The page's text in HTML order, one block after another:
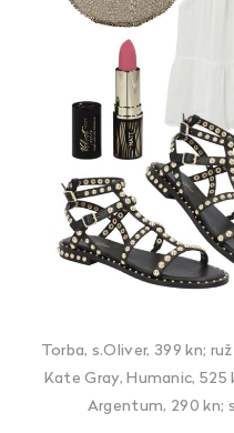
Torba, s.Oliver, 399 kn;
Kate Gray, Humanic, 525
Argentum, 290 kn;